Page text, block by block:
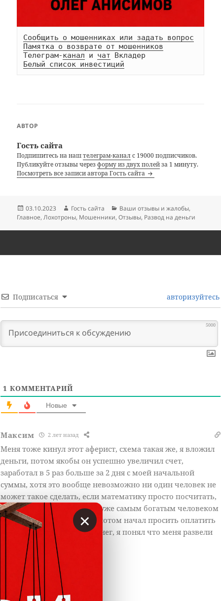
Сообщить о мошенниках или задать вопрос
Памятка о возврате от мошенников
Телеграм-канал и чат
Белый список инвестиций
АВТОР
Гость сайта
Подпишитесь на наштелеграм-каналс 19000 подписчиков.
Публикуйте отзывы черезформу из двух полейза 1 минуту.
Посмотреть все записи автора Гость сайта
Опубликовано
03.10.2023 Автор
Гость сайта Рубрики
Ваши отзывы и жалобы,
Главное,Лохотроны, Мошенники,Отзывы, Развод на деньги
Подписаться авторизуйтесь
5000
1 КОММЕНТАРИЙ
Новые
Максим 2 лет назад
Меня тоже кинул этот аферист, схема такая же, я вложил
деньги, потом якобы он успешно увеличил счет,
заработал в 5 раз больше за 2 дня с моей начальной
суммы, хотя это вообще невозможно ни один человек не
может такое сделать, если математику просто посчитать,
он бы через месяц был бы уже самым богатым человеком
на земле, абсурд просто и потом начал просить оплатить
проценты за получение денег, я понял что меня развели
Ответить
×